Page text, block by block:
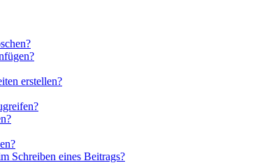
erstellen?
Schreiben eines Beitrags?